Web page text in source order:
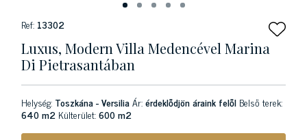
Ref: 13302
Luxus, Modern Villa Medencével Marina
Di Pietrasantában
Helység: Toszkána - VersiliaÁr:érdeklődjön áraink felől Belső terek:
640 m2 Külterület:600 m2